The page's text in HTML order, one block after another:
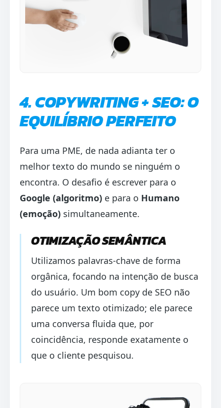
4. COPYWRITING + SEO: O
EQUILÍBRIO PERFEITO
Para uma PME, de nada adianta ter o
melhor texto do mundo se ninguém o
encontra. O desafio é escrever para o
Google (algoritmo) e para o Humano
(emoção) simultaneamente.
OTIMIZAÇÃO SEMÂNTICA
Utilizamos palavras-chave de forma
orgânica, focando na intenção de busca
do usuário. Um bom copy de SEO não
parece um texto otimizado; ele parece
uma conversa fluida que, por
coincidência, responde exatamente o
que o cliente pesquisou.